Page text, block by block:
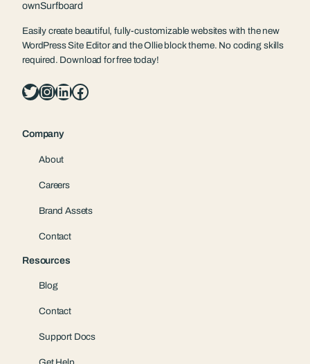
ownSurfboard
Easily create beautiful, fully-customizable websites with the new
WordPress Site Editor and the Ollie block theme. No coding skills
required. Download for free today!
Twitter InstagramLinkedIn Facebook
Company
About
Careers
Brand Assets
Contact
Resources
Blog
Contact
Support Docs